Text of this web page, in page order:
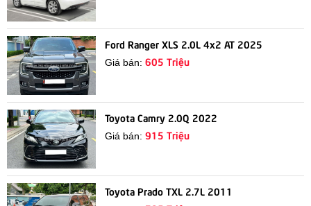
Ford Ranger XLS 2.0L 4x2 AT 2025
Giá bán:605 Triệu
Toyota Camry 2.0Q 2022
Giá bán:915 Triệu
Toyota Prado TXL 2.7L 2011